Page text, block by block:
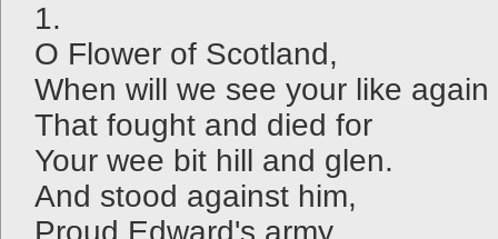
1.
O Flower of Scotland,
When will we see your like again
That fought and died for
Your wee bit hill and glen.
And stood against him,
Proud Edward's army,